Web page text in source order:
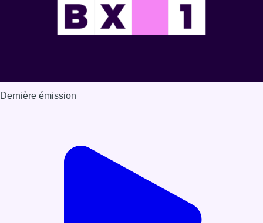
Dernière émission